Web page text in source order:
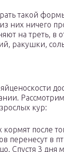
такой
них ничего
на треть, в
ракушки,
кур:
после
перенесут в
Спустя 3 дня